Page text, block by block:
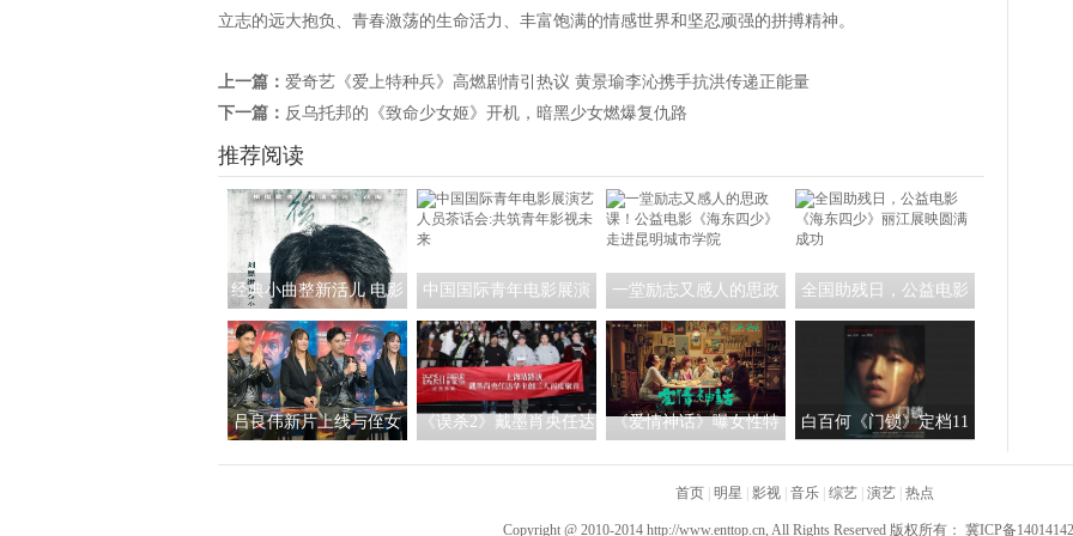
立志的远大抱负、青春激荡的生命活力、丰富饱满的情感世界和坚忍顽强的拼搏精神。
上一篇： 爱奇艺《爱上特种兵》高燃剧情引热议 黄景瑜李沁携手抗洪传递正能量
下一篇： 反乌托邦的《致命少女姬》开机，暗黑少女燃爆复仇路
推荐阅读
经典小曲整新活儿 电影
《探清水河：重生》角
色海报暗藏时间迷局
中国国际青年电影展演
艺人员茶话会:共筑青年
影视未来
一堂励志又感人的思政
课！公益电影《海东四
少》走进昆明城市学院
全国助残日，公益电影
《海东四少》丽江展映
圆满成功
吕良伟新片上线与侄女
《误杀2》戴墨肖央任达
冬
《爱情神话》曝女性特
同盟
白百何《门锁》定档11
诉“别伤害她”
首页 明星 影视 音乐 综艺 演艺 热点
Copyright @ 2010-2014 http://www.enttop.cn, All Rights Reserved 版权所有： 冀ICP备